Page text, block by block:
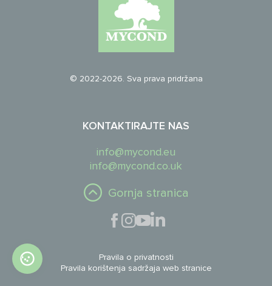
© 2022-2026. Sva prava pridržana
KONTAKTIRAJTE NAS
info@mycond.eu
info@mycond.co.uk
Gornja stranica
Pravila o privatnosti
Pravila korištenja sadržaja web stranice